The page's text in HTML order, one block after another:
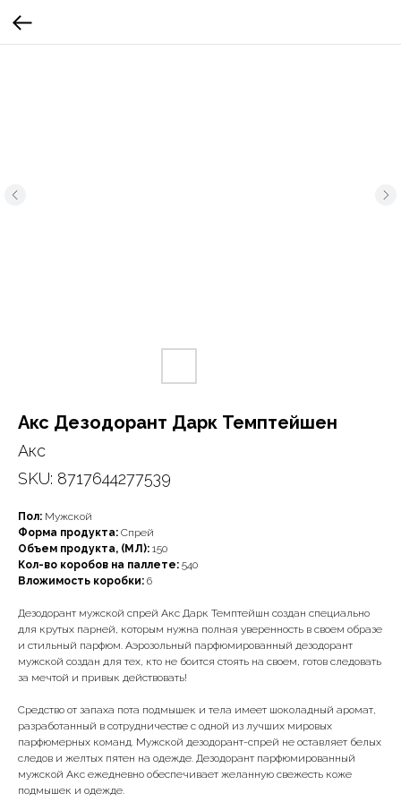
Акс Дезодорант Дарк Темптейшен
Акс
SKU: 8717644277539
Пол: Мужской
Форма продукта: Спрей
Объем продукта, (МЛ): 150
Кол-во коробов на паллете: 540
Вложимость коробки: 6
Дезодорант мужской спрей Акс Дарк Темптейшн создан специально
для крутых парней, которым нужна полная уверенность в своем образе
и стильный парфюм. Аэрозольный парфюмированный дезодорант
мужской создан для тех, кто не боится стоять на своем, готов следовать
за мечтой и привык действовать!
Средство от запаха пота подмышек и тела имеет шоколадный аромат,
разработанный в сотрудничестве с одной из лучших мировых
парфюмерных команд. Мужской дезодорант-спрей не оставляет белых
следов и желтых пятен на одежде. Дезодорант парфюмированный
мужской Акс ежедневно обеспечивает желанную свежесть коже
подмышек и одежде.